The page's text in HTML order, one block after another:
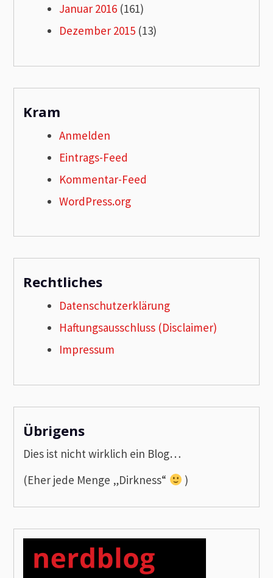
Januar 2016 (161)
Dezember 2015 (13)
Kram
Anmelden
Eintrags-Feed
Kommentar-Feed
WordPress.org
Rechtliches
Datenschutzerklärung
Haftungsausschluss (Disclaimer)
Impressum
Übrigens
Dies ist nicht wirklich ein Blog…
(Eher jede Menge „Dirkness“
)